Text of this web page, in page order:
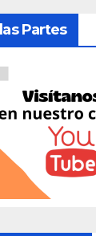
Partes